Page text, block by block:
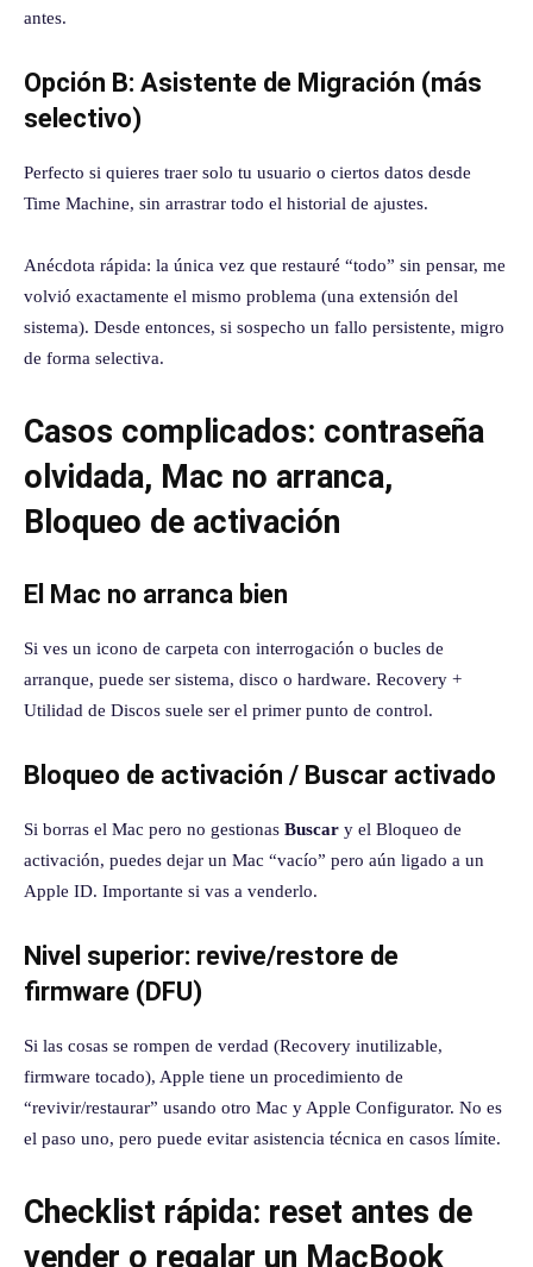
antes.
Opción B: Asistente de Migración (más
selectivo)
Perfecto si quieres traer solo tu usuario o ciertos datos desde
Time Machine, sin arrastrar todo el historial de ajustes.
Anécdota rápida: la única vez que restauré “todo” sin pensar, me
volvió exactamente el mismo problema (una extensión del
sistema). Desde entonces, si sospecho un fallo persistente, migro
de forma selectiva.
Casos complicados: contraseña
olvidada, Mac no arranca,
Bloqueo de activación
El Mac no arranca bien
Si ves un icono de carpeta con interrogación o bucles de
arranque, puede ser sistema, disco o hardware. Recovery +
Utilidad de Discos suele ser el primer punto de control.
Bloqueo de activación / Buscar activado
Si borras el Mac pero no gestionas Buscar y el Bloqueo de
activación, puedes dejar un Mac “vacío” pero aún ligado a un
Apple ID. Importante si vas a venderlo.
Nivel superior: revive/restore de
firmware (DFU)
Si las cosas se rompen de verdad (Recovery inutilizable,
firmware tocado), Apple tiene un procedimiento de
“revivir/restaurar” usando otro Mac y Apple Configurator. No es
el paso uno, pero puede evitar asistencia técnica en casos límite.
Checklist rápida: reset antes de
vender o regalar un MacBook